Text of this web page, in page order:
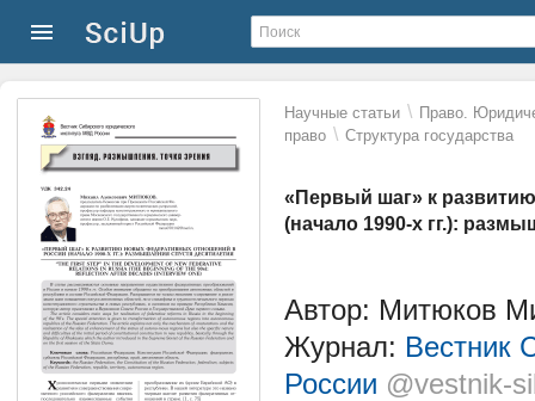
Научные статьи \ Право.
право \ Структура государства
«Первый шаг» к
(начало 1990-х гг.):
Автор: Митюков
Журнал: Вестник
России @vestnik-